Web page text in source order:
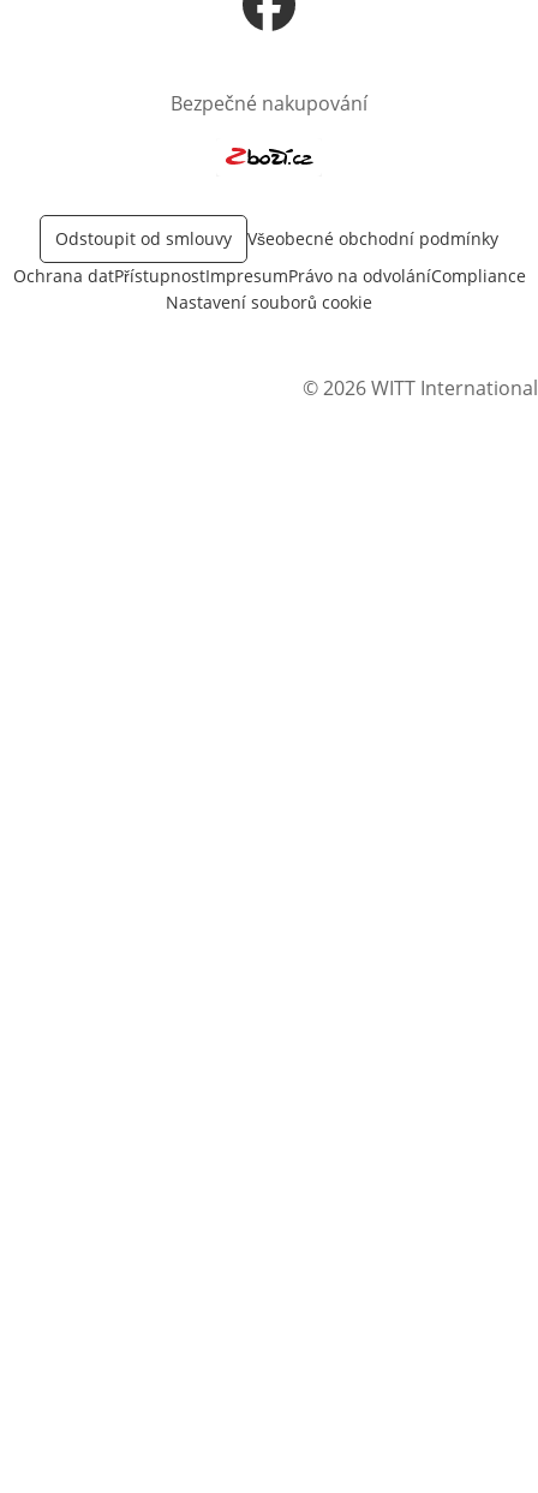
Otevře v novém okně
Bezpečné nakupování
Odstoupit od smlouvy
Všeobecné obchodní podmínky
Ochrana datPřístupnostImpresumPrávo na odvoláníCompliance
Nastavení souborů cookie
© 2026 WITT International